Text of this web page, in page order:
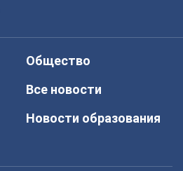
Общество
Все новости
Новости образования